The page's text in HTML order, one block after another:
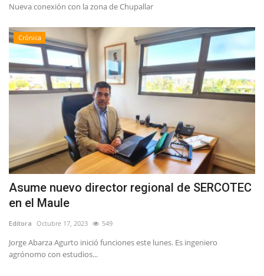
Nueva conexión con la zona de Chupallar
Crónica
Asume nuevo director regional de SERCOTEC
en el Maule
Editora Octubre 17, 2023 549
Jorge Abarza Agurto inició funciones este lunes. Es ingeniero
agrónomo con estudios...